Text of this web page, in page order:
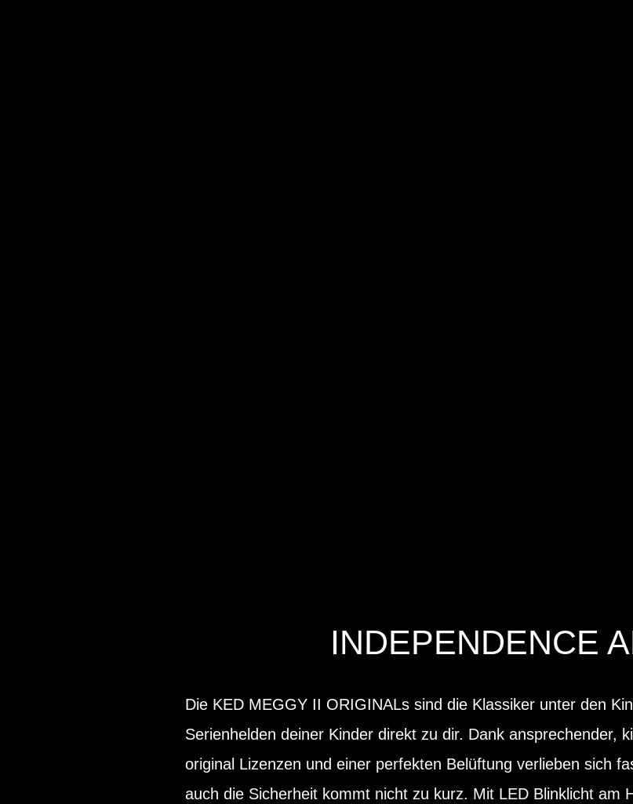
INDEPENDENCE
Die KED MEGGY II ORIGINALs sind die Klassiker unter den
Serienhelden deiner Kinder direkt zu dir. Dank ansprechender,
original Lizenzen und einer perfekten Belüftung verlieben sich
auch die Sicherheit kommt nicht zu kurz. Mit LED Blinklicht am